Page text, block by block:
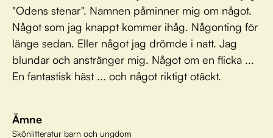
"Odens stenar". Namnen påminner mig om något.
Något som jag knappt kommer ihåg. Någonting för
länge sedan. Eller något jag drömde i natt. Jag
blundar och anstränger mig. Något om en flicka ...
En fantastisk häst ... och något riktigt otäckt.
Ämne
Skönlitteratur barn och ungdom